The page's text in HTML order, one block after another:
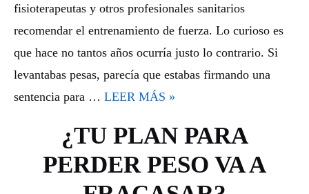
fisioterapeutas y otros profesionales sanitarios
recomendar el entrenamiento de fuerza. Lo curioso es
que hace no tantos años ocurría justo lo contrario. Si
levantabas pesas, parecía que estabas firmando una
sentencia para … LEER MÁS »
¿TU PLAN PARA
PERDER PESO VA A